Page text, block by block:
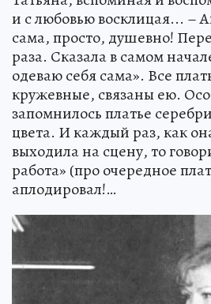
и с любовью восклицая... –
сама, просто, душевно!
раза. Сказала в самом
одеваю себя сама». Все
кружевные, связаны ею.
запомнилось платье
цвета. И каждый раз, как
выходила на сцену, то
работа» (про очередное
аплодировал!…